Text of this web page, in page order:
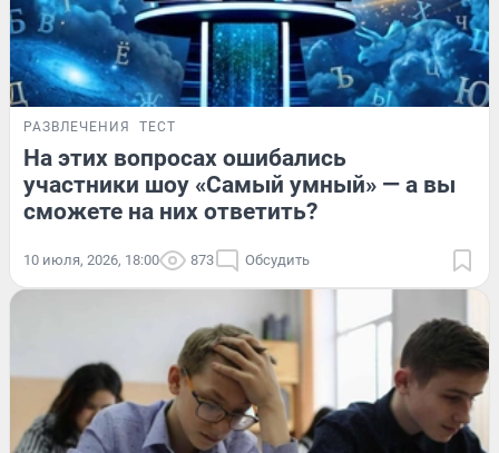
РАЗВЛЕЧЕНИЯ ТЕСТ
На этих вопросах ошибались
участники шоу «Самый умный» — а вы
сможете на них ответить?
10 июля, 2026, 18:00 873 Обсудить